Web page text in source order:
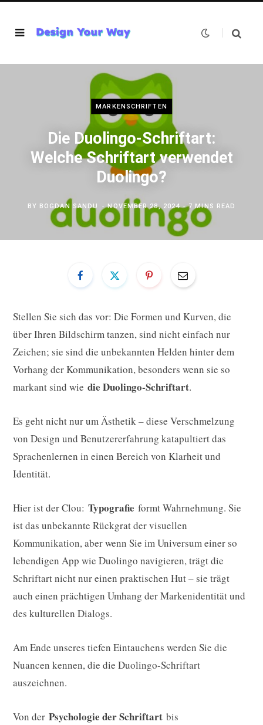
MARKENSCHRIFTEN
Die Duolingo-Schriftart:
Welche Schriftart verwendet
Duolingo?
BY BOGDAN SANDU NOVEMBER 28, 2024 7 MINS READ
Stellen Sie sich das vor: Die Formen und Kurven, die
über Ihren Bildschirm tanzen, sind nicht einfach nur
Zeichen; sie sind die unbekannten Helden hinter dem
Vorhang der Kommunikation, besonders wenn sie so
markant sind wie die Duolingo-Schriftart.
Es geht nicht nur um Ästhetik – diese Verschmelzung
von Design und Benutzererfahrung katapultiert das
Sprachenlernen in einen Bereich von Klarheit und
Identität.
Hier ist der Clou: Typografie formt Wahrnehmung. Sie
ist das unbekannte Rückgrat der visuellen
Kommunikation, aber wenn Sie im Universum einer so
lebendigen App wie Duolingo navigieren, trägt die
Schriftart nicht nur einen praktischen Hut – sie trägt
auch einen prächtigen Umhang der Markenidentität und
des kulturellen Dialogs.
Am Ende unseres tiefen Eintauchens werden Sie die
Nuancen kennen, die die Duolingo-Schriftart
auszeichnen.
Von der Psychologie der Schriftart bis